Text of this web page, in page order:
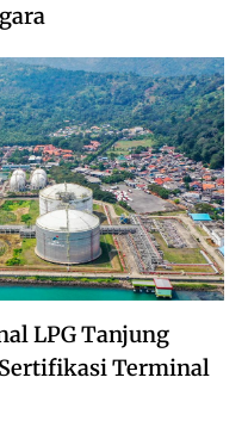
LPG Tanjung
Terminal